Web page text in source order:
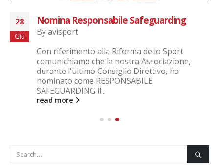
28
Giu
Nomina Responsabile Safeguarding
Byavisport
Con riferimento alla Riforma dello Sport
comunichiamo che la nostra Associazione,
durante l'ultimo Consiglio Direttivo, ha
nominato come RESPONSABILE
SAFEGUARDING il...
read more